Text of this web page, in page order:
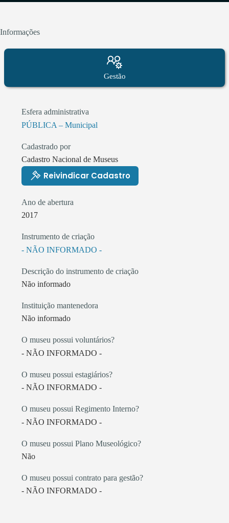
Informações
Gestão
Esfera administrativa
PÚBLICA – Municipal
Cadastrado por
Cadastro Nacional de Museus
Reivindicar Cadastro
Ano de abertura
2017
Instrumento de criação
- NÃO INFORMADO -
Descrição do instrumento de criação
Não informado
Instituição mantenedora
Não informado
O museu possui voluntários?
- NÃO INFORMADO -
O museu possui estagiários?
- NÃO INFORMADO -
O museu possui Regimento Interno?
- NÃO INFORMADO -
O museu possui Plano Museológico?
Não
O museu possui contrato para gestão?
- NÃO INFORMADO -